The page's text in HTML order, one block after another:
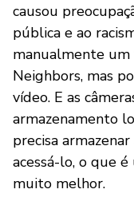
causou
pública e ao
manualmente um
Neighbors, mas
vídeo. E as
armazenamento
precisa
acessá-lo, o que
muito melhor.